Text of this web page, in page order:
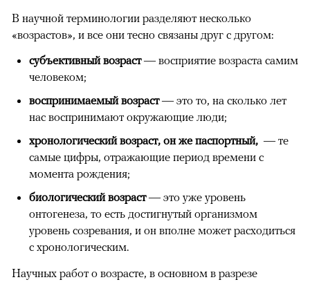
00:00 00:00
В научной терминологии разделяют несколько
«возрастов», и все они тесно связаны друг с другом:
субъективный возраст— восприятие возраста самим
человеком;
воспринимаемый возраст— это то, на сколько лет
нас воспринимают окружающие люди;
хронологический возраст, он же паспортный, — те
самые цифры, отражающие период времени с
момента рождения;
биологический возраст— это уже уровень
онтогенеза, то есть достигнутый организмом
уровень созревания, и он вполне может расходиться
с хронологическим.
Научных работ о возрасте, в основном в разрезе